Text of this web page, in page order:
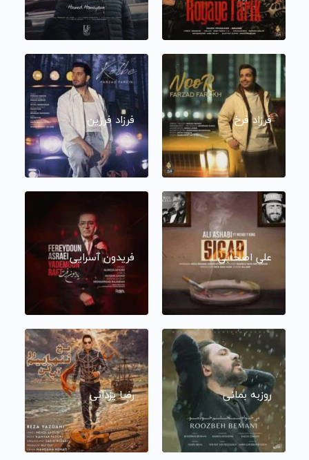
فرزاد فرخ فرزاد فرزین
علی اصحابی فریدون آسرایی
روزبه بمانی رضا یزدانی